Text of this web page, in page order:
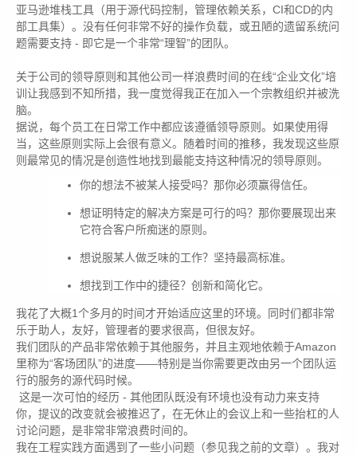
亚马逊堆栈工具（用于源代码控制，管理依赖关系，CI和CD的内
部工具集）。没有任何非常不好的操作负载，或丑陋的遗留系统问
题需要支持 - 即它是一个非常“理智”的团队。
关于公司的领导原则和其他公司一样浪费时间的在线“企业文化”培
训让我感到不知所措，我一度觉得我正在加入一个宗教组织并被洗
脑。
据说，每个员工在日常工作中都应该遵循领导原则。如果使用得
当，这些原则实际上会很有意义。随着时间的推移，我发现这些原
则最常见的情况是创造性地找到最能支持这种情况的领导原则。
你的想法不被某人接受吗？那你必须赢得信任。
想证明特定的解决方案是可行的吗？那你要展现出来
它符合客户所痴迷的原则。
想说服某人做乏味的工作？坚持最高标准。
想找到工作中的捷径？创新和简化它。
我花了大概1个多月的时间才开始适应这里的环境。同时们都非常
乐于助人，友好，管理者的要求很高，但很友好。
我们团队的产品非常依赖于其他服务，并且主观地依赖于Amazon
里称为“客场团队”的进度——特别是当你需要更改由另一个团队运
行的服务的源代码时候。
这是一次可怕的经历 - 其他团队既没有环境也没有动力来支持
你，提议的改变就会被推迟了，在无休止的会议上和一些抬杠的人
讨论问题，是非常非常浪费时间的。
我在工程实践方面遇到了一些小问题（参见我之前的文章）。我对